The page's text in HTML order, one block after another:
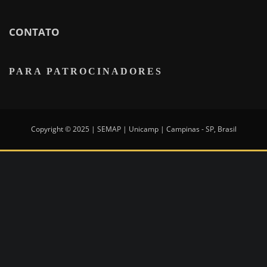
CONTATO
PARA PATROCINADORES
Copyright © 2025 | SEMAP | Unicamp | Campinas - SP, Brasil